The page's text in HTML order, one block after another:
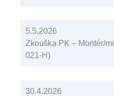
5.5.2026
Zkouška PK – Montér/
021-H)
30.4.2026